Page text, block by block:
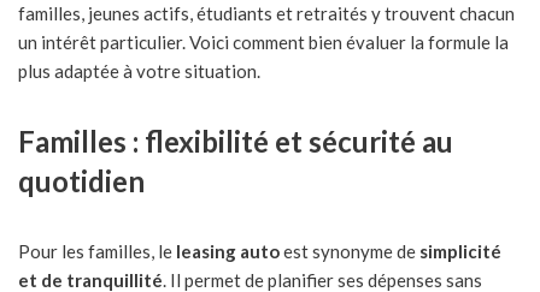
familles, jeunes actifs, étudiants et retraités y trouvent chacun
un intérêt particulier. Voici comment bien évaluer la formule la
plus adaptée à votre situation.
Familles : flexibilité et sécurité au
quotidien
Pour les familles, le leasing autoest synonyme de simplicité
et de tranquillité. Il permet de planifier ses dépenses sans